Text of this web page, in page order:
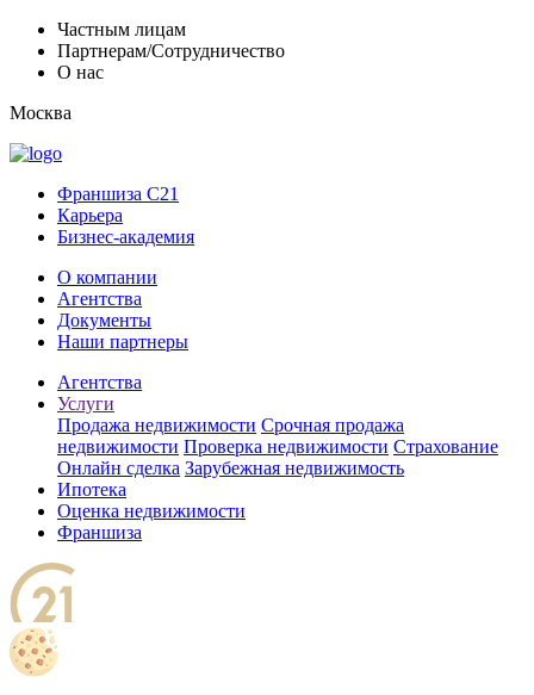
Частным лицам
Партнерам/Сотрудничество
О нас
Москва
Франшиза C21
Карьера
Бизнес-академия
О компании
Агентства
Документы
Наши партнеры
Агентства
Услуги
Продажа недвижимости Срочная продажа
недвижимости Проверка недвижимости Страхование
Онлайн сделка Зарубежная недвижимость
Ипотека
Оценка недвижимости
Франшиза